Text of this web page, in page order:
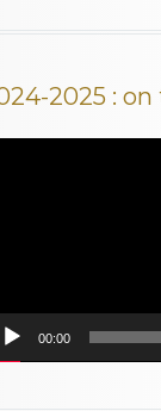
2025 : on
00:00